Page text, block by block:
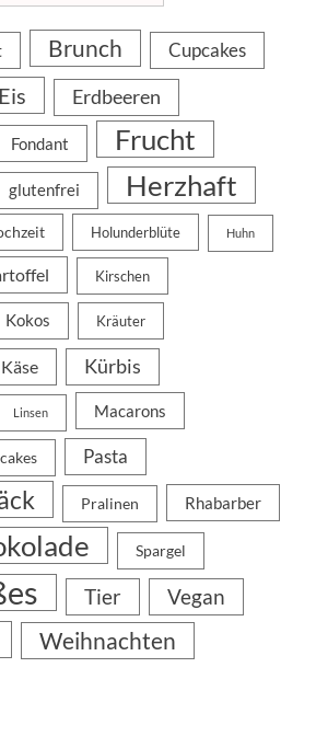
Brunch Cupcakes
Eis Erdbeeren
Fondant Frucht
glutenfrei Herzhaft
Holunderblüte Huhn
Kirschen
Kokos Kräuter
Käse Kürbis
Linsen Macarons
Pasta
Pralinen Rhabarber
Spargel
Tier Vegan
Weihnachten